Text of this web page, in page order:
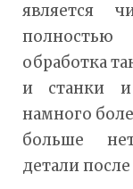
является
полностью
обработка
и станки и
намного
больше
детали